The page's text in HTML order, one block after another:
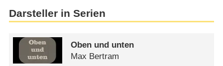
Darsteller in Serien
Oben und unten
Max Bertram